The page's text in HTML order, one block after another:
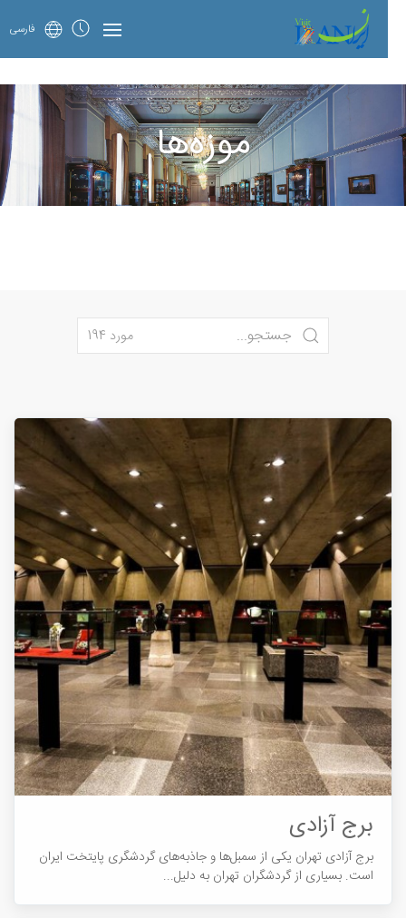
فارسی
موزه‌ها
مورد 194
برج آزادی
برج آزادی تهران یکی از سمبل‌ها و جاذبه‌های گردشگری پایتخت ایران
است. بسیاری از گردشگران تهران به دلیل...